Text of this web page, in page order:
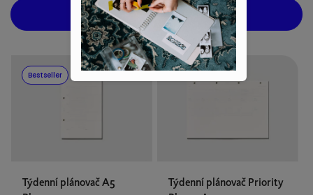
OTEVŘÍT FILTR
Bestseller
Týdenní plánovač A5
Týdenní plánovač Priority